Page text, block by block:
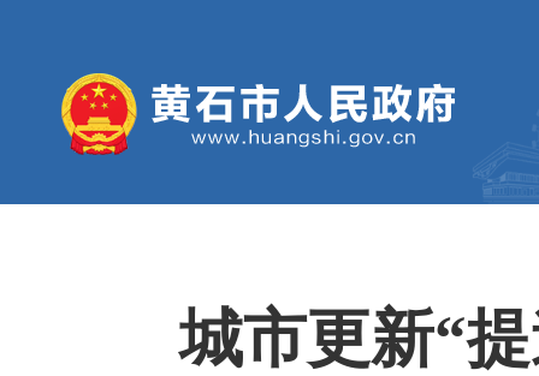
城市更新“